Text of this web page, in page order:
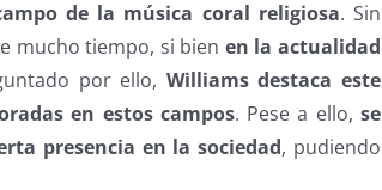
de la música coral religiosa. Sin
mucho tiempo, si bien en la actualidad
por ello, Williams destaca este
en estos campos. Pese a ello, se
presencia en la sociedad, pudiendo